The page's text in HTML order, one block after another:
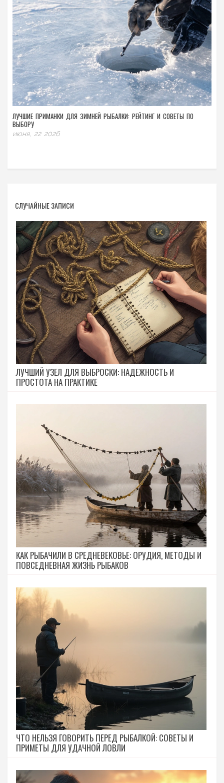
ЛУЧШИЕ ПРИМАНКИ ДЛЯ ЗИМНЕЙ РЫБАЛКИ: РЕЙТИНГ И СОВЕТЫ ПО
ВЫБОРУ
июня, 22 2026
СЛУЧАЙНЫЕ ЗАПИСИ
ЛУЧШИЙ УЗЕЛ ДЛЯ ВЫБРОСКИ: НАДЕЖНОСТЬ И
ПРОСТОТА НА ПРАКТИКЕ
КАК РЫБАЧИЛИ В СРЕДНЕВЕКОВЬЕ: ОРУДИЯ, МЕТОДЫ И
ПОВСЕДНЕВНАЯ ЖИЗНЬ РЫБАКОВ
ЧТО НЕЛЬЗЯ ГОВОРИТЬ ПЕРЕД РЫБАЛКОЙ: СОВЕТЫ И
ПРИМЕТЫ ДЛЯ УДАЧНОЙ ЛОВЛИ